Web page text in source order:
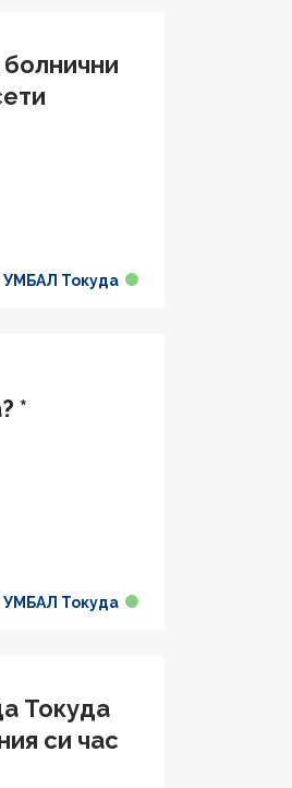
УМБАЛ Токуда
*
УМБАЛ Токуда
Токуда
си час